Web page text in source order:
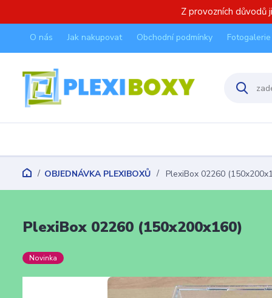
Z provozních důvodů
O nás Jak nakupovat Obchodní podmínky Fotogalerie
OBJEDNÁVKA PLEXIBOXŮ PlexiBox 02260
PlexiBox 02260 (150x200x160)
Novinka